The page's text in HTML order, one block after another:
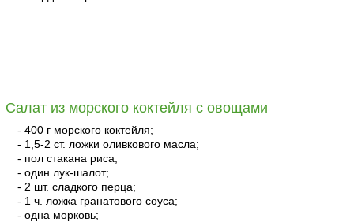
Салат из морского коктейля с овощами
- 400 г морского коктейля;
- 1,5-2 ст. ложки оливкового масла;
- пол стакана риса;
- один лук-шалот;
- 2 шт. сладкого перца;
- 1 ч. ложка гранатового соуса;
- одна морковь;